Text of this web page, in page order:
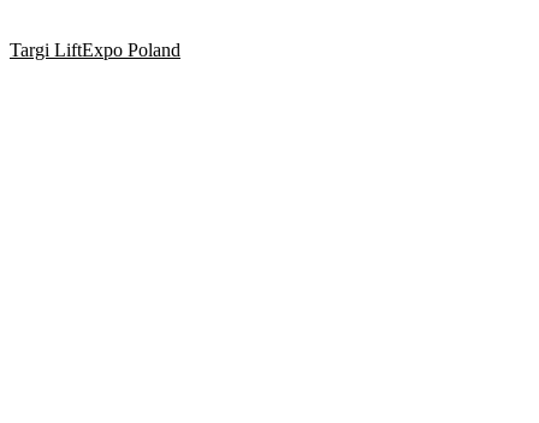
Targi LiftExpo Poland